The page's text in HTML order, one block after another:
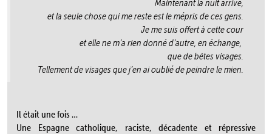
Maintenant la nuit arrive,
et la seule chose qui me reste est le mépris de ces gens.
Je me suis offert à cette cour
et elle ne m’a rien donné d’autre, en échange,
que de bêtes visages.
Tellement de visages que j’en ai oublié de peindre le mien.
Il était une fois …
Une Espagne catholique, raciste, décadente et répressive